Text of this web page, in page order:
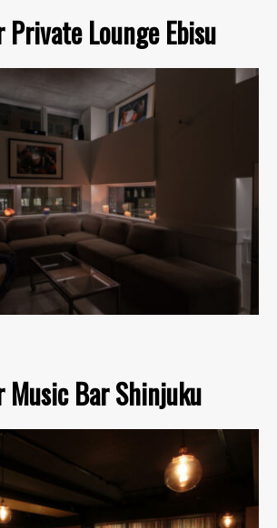
Lounge Ebisu
Music Bar Shinjuku